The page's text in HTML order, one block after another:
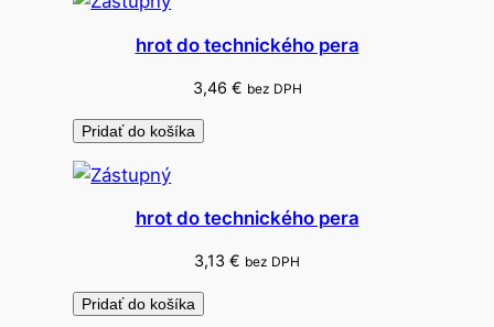
hrot do technického pera
3,46 € bez DPH
Pridať do košíka
hrot do technického pera
3,13 € bez DPH
Pridať do košíka